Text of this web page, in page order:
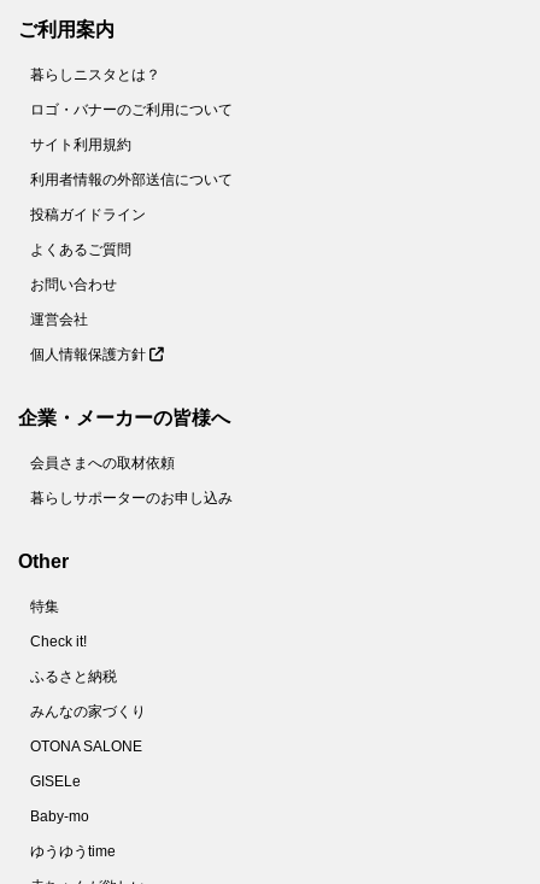
ご利用案内
暮らしニスタとは？
ロゴ・バナーのご利用について
サイト利用規約
利用者情報の外部送信について
投稿ガイドライン
よくあるご質問
お問い合わせ
運営会社
個人情報保護方針
企業・メーカーの皆様へ
会員さまへの取材依頼
暮らしサポーターのお申し込み
Other
特集
Check it!
ふるさと納税
みんなの家づくり
OTONA SALONE
GISELe
Baby-mo
ゆうゆうtime